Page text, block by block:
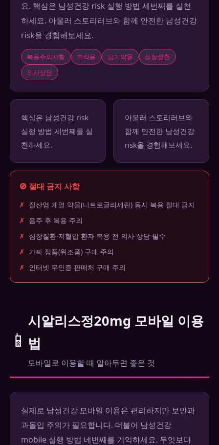
요. 핵심은 남성건강 risk 실행 방법 세번째를 실천
하세요. 아울러 스토리러브와 함께 안전한 남성건강
risk을 경험해보세요.
복용주의사항 부작용 금기약물
심장질환
의사상담
핵심은 남성건강 risk
실행 방법 세번째를 실
천하세요.
아울러 스토리러브와
함께 안전한 남성건강
risk을 경험해보세요.
🚫 절대 금지 사항
✗ 질산염 계열 약물(니트로글리세린) 동시 복용 절대 금지
✗ 음주 후 복용 주의
✗ 심장질환·저혈압 환자 복용 전 의사 상담 필수
✗ 가짜 정품(위조품) 구매 주의
✗ 인터넷 무인증 판매처 구매 주의
📱
시알리스정20mg 모바일 이용
법
모바일로 이용할 때 알아두면 좋은 것
실제로 남성건강 모바일 이용은 편리하지만 보안과
과몰입 주의가 필요합니다. 더불어 남성건강
mobile 실행 방법 네번째를 기억하세요. 무엇보다